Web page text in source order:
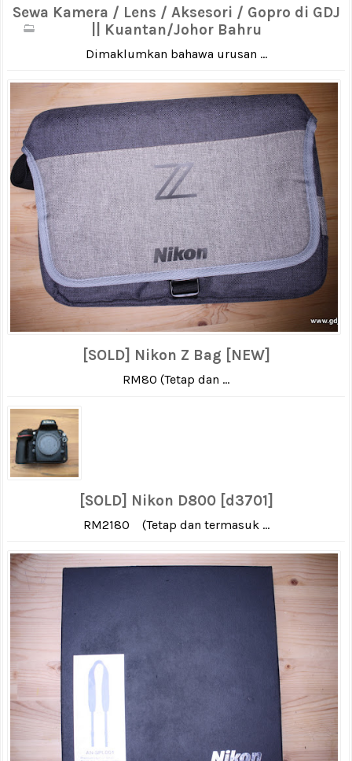
Sewa Kamera / Lens / Aksesori / Gopro di GDJ
|| Kuantan/Johor Bahru
Dimaklumkan bahawa urusan ...
[SOLD] Nikon Z Bag [NEW]
RM80 (Tetap dan ...
[SOLD] Nikon D800 [d3701]
RM2180 (Tetap dan termasuk ...